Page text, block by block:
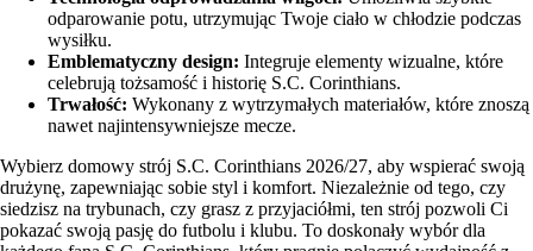
odparowanie potu, utrzymując Twoje ciało w chłodzie podczas
wysiłku.
Emblematyczny design: Integruje elementy wizualne, które
celebrują tożsamość i historię S.C. Corinthians.
Trwałość: Wykonany z wytrzymałych materiałów, które znoszą
nawet najintensywniejsze mecze.
Wybierz domowy strój S.C. Corinthians 2026/27, aby wspierać swoją
drużynę, zapewniając sobie styl i komfort. Niezależnie od tego, czy
siedzisz na trybunach, czy grasz z przyjaciółmi, ten strój pozwoli Ci
pokazać swoją pasję do futbolu i klubu. To doskonały wybór dla